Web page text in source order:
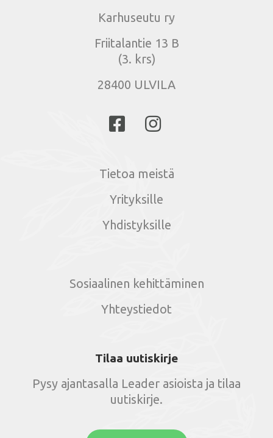
Karhuseutu ry
Friitalantie 13 B
(3. krs)
28400 ULVILA
Tietoa meistä
Yrityksille
Yhdistyksille
Sosiaalinen kehittäminen
Yhteystiedot
Tilaa uutiskirje
Pysy ajantasalla Leader asioista ja tilaa
uutiskirje.